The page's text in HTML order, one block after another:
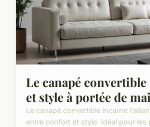
Le canapé
et style à portée de
Le canapé convertible incarne
entre confort et style. Idéal pour les